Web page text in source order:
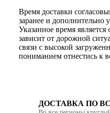
Время доставки
заранее и дополнительно
Указанное время
зависит от дорожной
связи с высокой
пониманием отнестись к
ДОСТАВКА ПО